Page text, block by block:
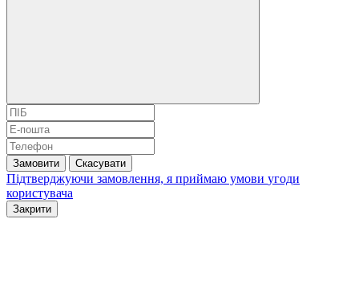
Замовити Скасувати
Підтверджуючи замовлення, я приймаю умови угоди
користувача
Закрити